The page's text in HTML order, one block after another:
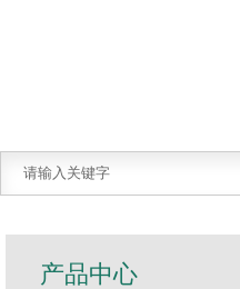
产品中心